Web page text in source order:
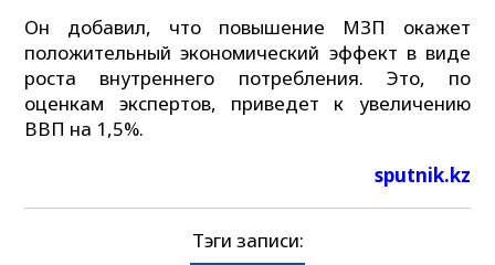
Он добавил, что повышение МЗП окажет
положительный экономический эффект в виде
роста внутреннего потребления. Это, по
оценкам экспертов, приведет к увеличению
ВВП на 1,5%.
sputnik.kz
Тэги записи: